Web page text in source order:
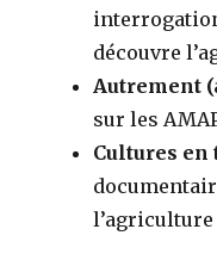
découvre
Autrement
sur les
Cultures
l’agriculture